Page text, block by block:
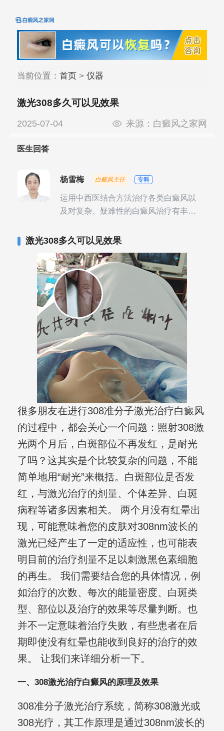
当前位置： 首页> 仪器
激光308多久可以见效果
2025-07-04 来源： 白癜风之家网
医生回答
杨雪梅 白癜风主任 专科
运用中西医结合方法治疗各类白癜风以
及对复杂、疑难性的白癜风治疗有丰富
合巩固用药的调理，并对白癜风患者的
导，全方位帮助患者康复。
激光308多久可以见效果
很多朋友在进行308准分子激光治疗白癜风
的过程中，都会关心一个问题：照射308激
光两个月后，白斑部位不再发红，是耐光
了吗？这其实是个比较复杂的问题，不能
简单地用“耐光”来概括。白斑部位是否发
红，与激光治疗的剂量、个体差异、白斑
病程等诸多因素相关。 两个月没有红晕出
现，可能意味着您的皮肤对308nm波长的
激光已经产生了一定的适应性，也可能表
明目前的治疗剂量不足以刺激黑色素细胞
的再生。 我们需要结合您的具体情况，例
如治疗的次数、每次的能量密度、白斑类
型、部位以及治疗的效果等尽量判断。也
并不一定意味着治疗失败，有些患者在后
期即使没有红晕也能收到良好的治疗的效
果。 让我们来详细分析一下。
一、308激光治疗白癜风的原理及效果
308准分子激光治疗系统，简称308激光或
308光疗，其工作原理是通过308nm波长的